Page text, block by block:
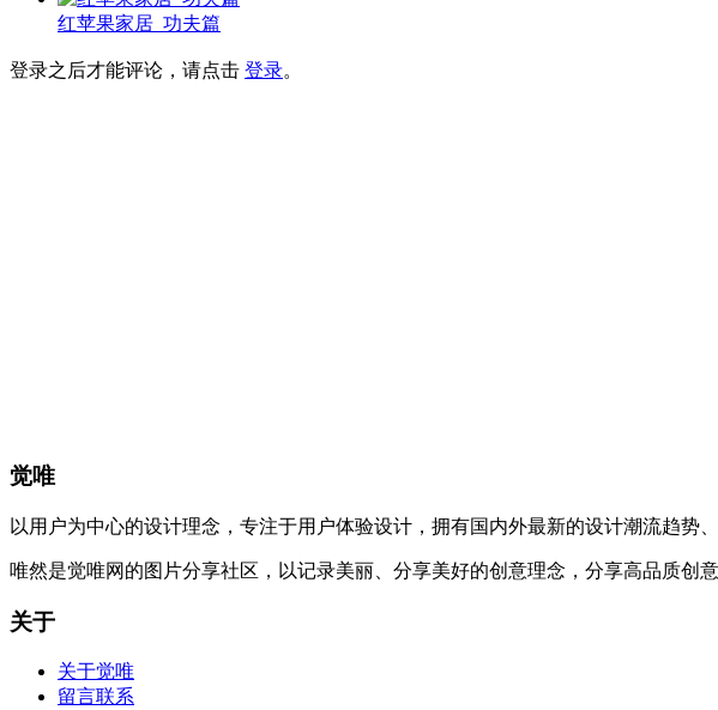
红苹果家居_功夫篇
登录之后才能评论，请点击 登录。
觉唯
以用户为中心的设计理念，专注于用户体验设计，拥有国内外最新的设计潮流趋
唯然是觉唯网的图片分享社区，以记录美丽、分享美好的创意理念，分享高品质创
关于
关于觉唯
留言联系